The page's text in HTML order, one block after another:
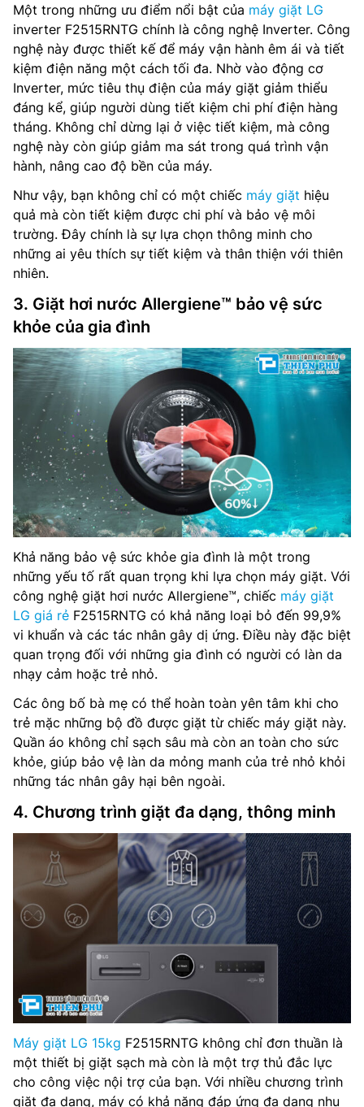
Một trong những ưu điểm nổi bật của máy giặt LG
inverter F2515RNTG chính là công nghệ Inverter. Công
nghệ này được thiết kế để máy vận hành êm ái và tiết
kiệm điện năng một cách tối đa. Nhờ vào động cơ
Inverter, mức tiêu thụ điện của máy giặt giảm thiểu
đáng kể, giúp người dùng tiết kiệm chi phí điện hàng
tháng. Không chỉ dừng lại ở việc tiết kiệm, mà công
nghệ này còn giúp giảm ma sát trong quá trình vận
hành, nâng cao độ bền của máy.
Như vậy, bạn không chỉ có một chiếc máy giặt hiệu
quả mà còn tiết kiệm được chi phí và bảo vệ môi
trường. Đây chính là sự lựa chọn thông minh cho
những ai yêu thích sự tiết kiệm và thân thiện với thiên
nhiên.
3. Giặt hơi nước Allergiene™ bảo vệ sức
khỏe của gia đình
Khả năng bảo vệ sức khỏe gia đình là một trong
những yếu tố rất quan trọng khi lựa chọn máy giặt. Với
công nghệ giặt hơi nước Allergiene™, chiếc máy giặt
LG giá rẻ F2515RNTG có khả năng loại bỏ đến 99,9%
vi khuẩn và các tác nhân gây dị ứng. Điều này đặc biệt
quan trọng đối với những gia đình có người có làn da
nhạy cảm hoặc trẻ nhỏ.
Các ông bố bà mẹ có thể hoàn toàn yên tâm khi cho
trẻ mặc những bộ đồ được giặt từ chiếc máy giặt này.
Quần áo không chỉ sạch sâu mà còn an toàn cho sức
khỏe, giúp bảo vệ làn da mỏng manh của trẻ nhỏ khỏi
những tác nhân gây hại bên ngoài.
4. Chương trình giặt đa dạng, thông minh
Máy giặt LG 15kg F2515RNTG không chỉ đơn thuần là
một thiết bị giặt sạch mà còn là một trợ thủ đắc lực
cho công việc nội trợ của bạn. Với nhiều chương trình
giặt đa dạng, máy có khả năng đáp ứng đa dạng nhu